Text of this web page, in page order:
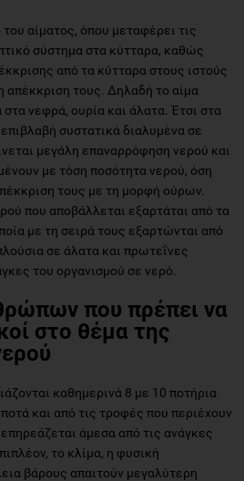
αίματος, όπου μεταφέρει τις
σύστημα στα κύτταρα, καθώς
από τα κύτταρα στους ιστούς
απέκκριση τους. Δηλαδή το αίμα
νεφρά, ουρία και άλατα. Έτσι στα
συστατικά διαλυμένα σε
μεγάλη επαναρρόφηση νερού και
με τόση ποσότητα νερού, όση
τους με τη μορφή ούρων.
που αποβάλλεται εξαρτάται από τα
με τη σειρά τους εξαρτώνται από
σε άλατα και πρωτεΐνες
του οργανισμού σε νερό.
που πρέπει να
στο θέμα της
καθημερινά 8 με 10 ποτήρια
και από τις τροφές που περιέχουν
άμεσα από τις ανάγκες
το κλίμα, η φυσική
βάρους απαιτούν μεγαλύτερη